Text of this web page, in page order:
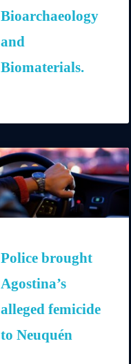
Bioarchaeology
and
Biomaterials.
Police brought
Agostina’s
alleged femicide
to Neuquén